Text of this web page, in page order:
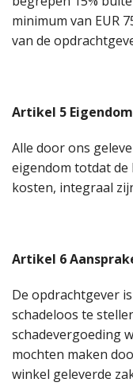
minimum van EUR
van de
Artikel 5
Alle door ons
eigendom totdat
kosten, integraal
Artikel 6
De opdrachtgever
schadeloos te
schadevergoeding
mochten maken
winkel geleverde